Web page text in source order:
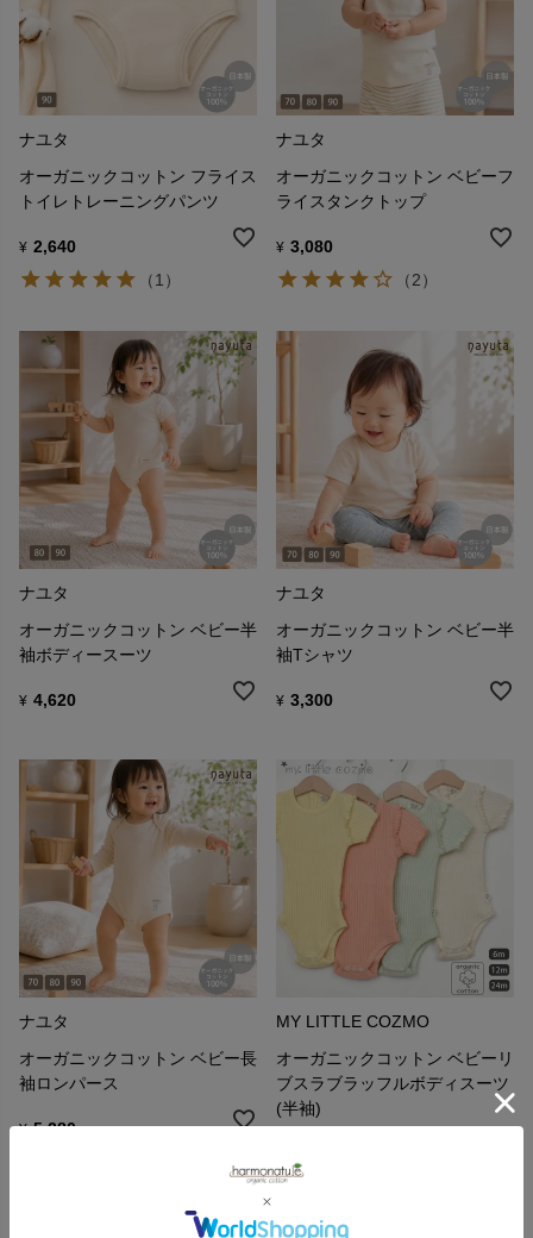
ナユタ
オーガニックコットン フライス
トイレトレーニングパンツ
¥ 2,640
（1）
ナユタ
オーガニックコットン ベビーフ
ライスタンクトップ
¥ 3,080
（2）
ナユタ
オーガニックコットン ベビー半
袖ボディースーツ
¥ 4,620
ナユタ
オーガニックコットン ベビー半
袖Tシャツ
¥ 3,300
ナユタ
オーガニックコットン ベビー長
袖ロンパース
¥ 5,280
MY LITTLE COZMO
オーガニックコットン ベビーリ
ブスラブラッフルボディスーツ
(半袖)